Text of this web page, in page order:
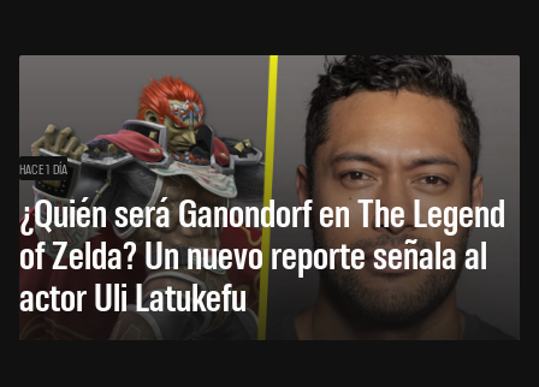
HACE 1 DÍA
¿Quién será Ganondorf en The Legend
of Zelda? Un nuevo reporte señala al
actor Uli Latukefu